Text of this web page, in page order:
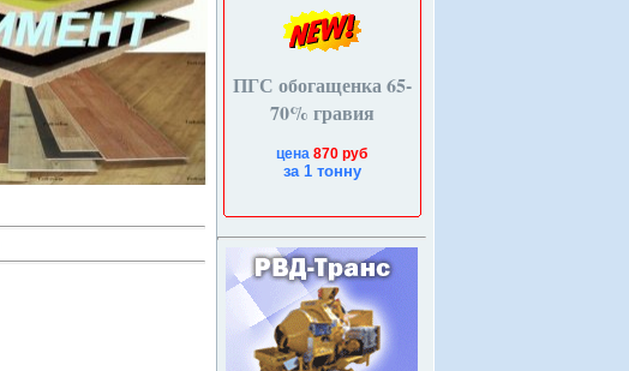
ПГС обогащенка 65-
70% гравия
цена 870 руб
за 1 тонну